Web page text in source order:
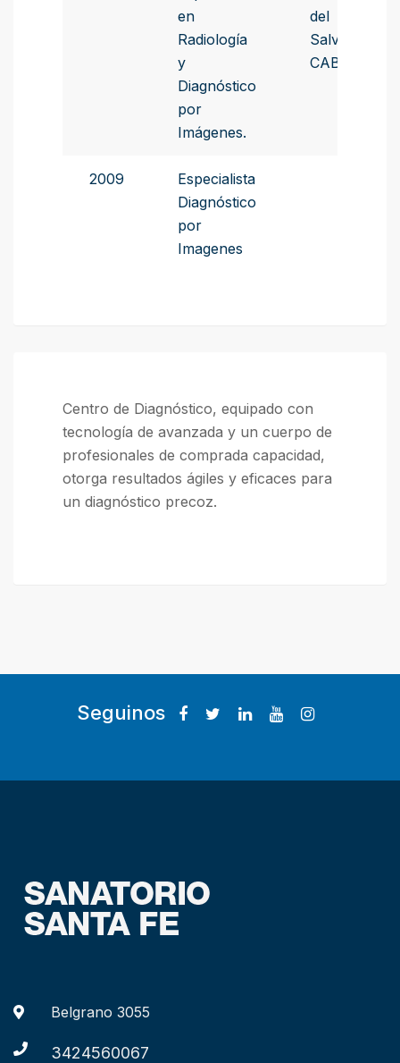
en
Radiología
y
Diagnóstico
por
Imágenes.
del
Salvador -
CABA.
2009
Especialista
Diagnóstico
por
Imagenes
Centro de Diagnóstico, equipado con
tecnología de avanzada y un cuerpo de
profesionales de comprada capacidad,
otorga resultados ágiles y eficaces para
un diagnóstico precoz.
Seguinos
Belgrano 3055
3424560067